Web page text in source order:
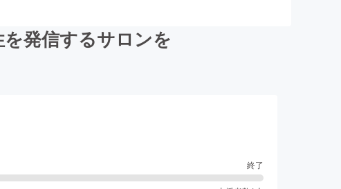
発信するサロンを
終了